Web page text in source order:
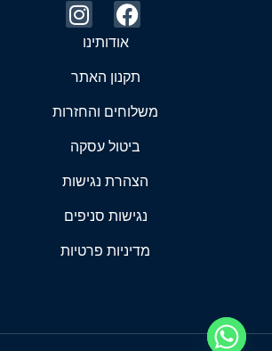
אודותינו
תקנון האתר
משלוחים והחזרות
ביטול עסקה
הצהרת נגישות
נגישות סניפים
מדיניות פרטיות